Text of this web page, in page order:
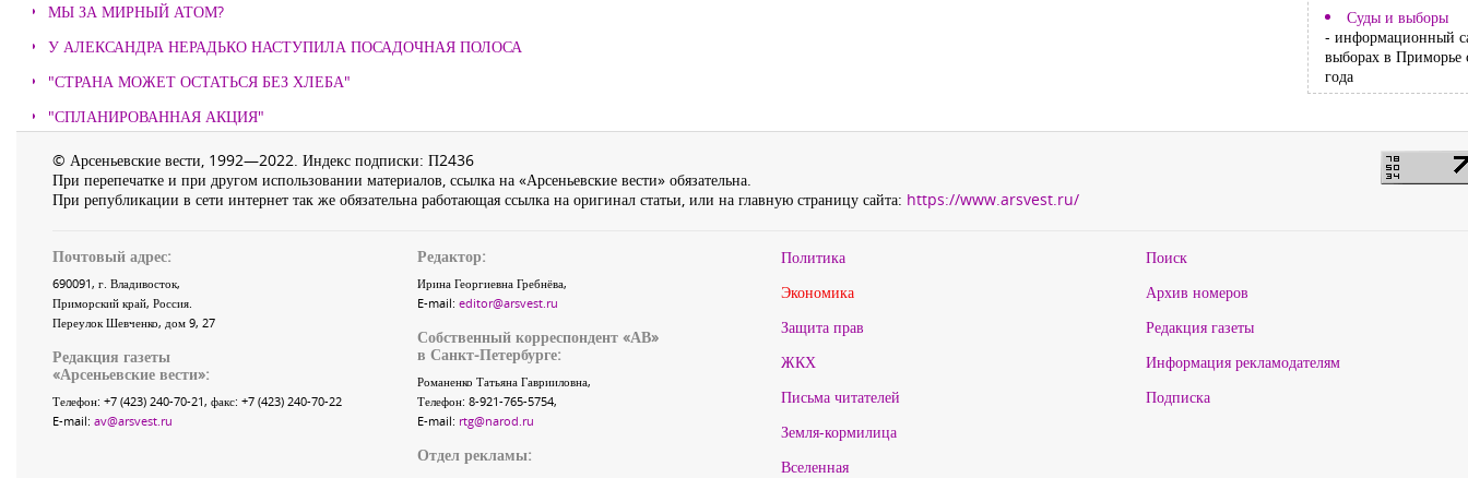
МЫ ЗА МИРНЫЙ АТОМ?
У АЛЕКСАНДРА НЕРАДЬКО НАСТУПИЛА ПОСАДОЧНАЯ ПОЛОСА
"СТРАНА МОЖЕТ ОСТАТЬСЯ БЕЗ ХЛЕБА"
"СПЛАНИРОВАННАЯ АКЦИЯ"
Суды и выборы
- информационный
выборах в Приморье
года
© Арсеньевские вести, 1992—2022. Индекс подписки: П2436
При перепечатке и при другом использовании материалов, ссылка на «Арсеньевские вести» обязательна.
При републикации в сети интернет так же обязательна работающая ссылка на оригинал статьи, или на главную страницу сайта: https://www.arsvest.ru/
Почтовый адрес:
690091, г. Владивосток,
Приморский край, Россия.
Переулок Шевченко, дом 9, 27
Редакция газеты
«Арсеньевские вести»:
Телефон: +7 (423) 240-70-21, факс: +7 (423) 240-70-22
E-mail: av@arsvest.ru
Редактор:
Ирина Георгиевна Гребнёва,
E-mail: editor@arsvest.ru
Собственный корреспондент «АВ»
в Санкт-Петербурге:
Романенко Татьяна Гаврииловна,
Телефон: 8-921-765-5754,
E-mail: rtg@narod.ru
Отдел рекламы:
Политика
Экономика
Защита прав
ЖКХ
Письма читателей
Земля-кормилица
Вселенная
Поиск
Архив номеров
Редакция газеты
Информация рекламодателям
Подписка